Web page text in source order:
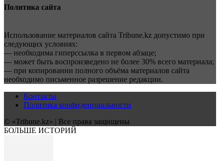
Политика сайта
Использование материалов сайта Tribune.kz допустимо при
следующих условиях:
— необходима гиперссылка в первом абзаце;
— может быть воспроизведено не более 30% всего материала;
— при копировании полного объёма материалов сайта
необходимо письменное разрешение редакции.
Контакты
Политика конфиденциальности
© «Tribune.kz» | Все права защищены
БОЛЬШЕ ИСТОРИЙ